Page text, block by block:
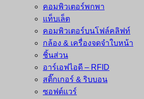
คอมพิวเตอร์พกพา
แท็บเล็ต
คอมพิวเตอร์บนโฟล์คลิฟท์
กล้อง & เครื่องจดจำใบหน้า
ชิ้นส่วน
อาร์เอฟไอดี – RFID
สติ๊กเกอร์ & ริบบอน
ซอฟต์แวร์